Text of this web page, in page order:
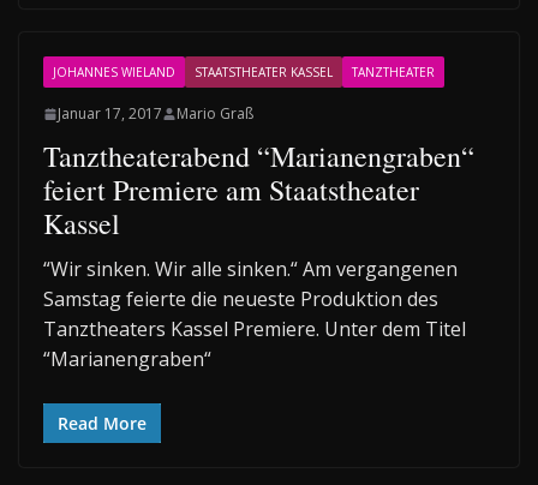
JOHANNES WIELAND STAATSTHEATER KASSEL TANZTHEATER
Januar 17, 2017 Mario Graß
Tanztheaterabend “Marianengraben“
feiert Premiere am Staatstheater
Kassel
“Wir sinken. Wir alle sinken.“ Am vergangenen
Samstag feierte die neueste Produktion des
Tanztheaters Kassel Premiere. Unter dem Titel
“Marianengraben“
Read More